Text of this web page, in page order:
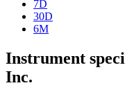
7D
30D
6M
Instrument
Inc.